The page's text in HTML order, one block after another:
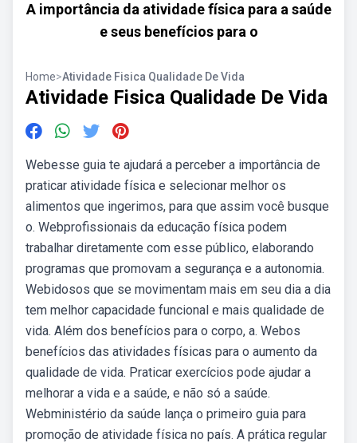
A importância da atividade física para a saúde
e seus benefícios para o
Home>Atividade Fisica Qualidade De Vida
Atividade Fisica Qualidade De Vida
Webesse guia te ajudará a perceber a importância de
praticar atividade física e selecionar melhor os
alimentos que ingerimos, para que assim você busque
o. Webprofissionais da educação física podem
trabalhar diretamente com esse público, elaborando
programas que promovam a segurança e a autonomia.
Webidosos que se movimentam mais em seu dia a dia
tem melhor capacidade funcional e mais qualidade de
vida. Além dos benefícios para o corpo, a. Webos
benefícios das atividades físicas para o aumento da
qualidade de vida. Praticar exercícios pode ajudar a
melhorar a vida e a saúde, e não só a saúde.
Webministério da saúde lança o primeiro guia para
promoção de atividade física no país. A prática regular